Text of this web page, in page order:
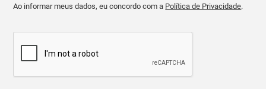
Ao informar meus dados, eu concordo com a Política de Privacidade.